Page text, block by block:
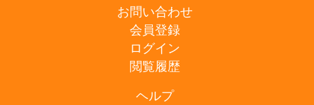
お問い合わせ
会員登録
ログイン
閲覧履歴
ヘルプ